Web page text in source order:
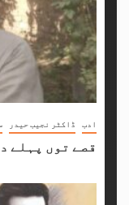
ادب ڈاکٹر نجیب حیدر
قصے توں پہلے